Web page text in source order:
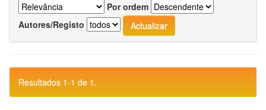
Por ordem
Autores/Registo
Resultados 1-1 de 1.